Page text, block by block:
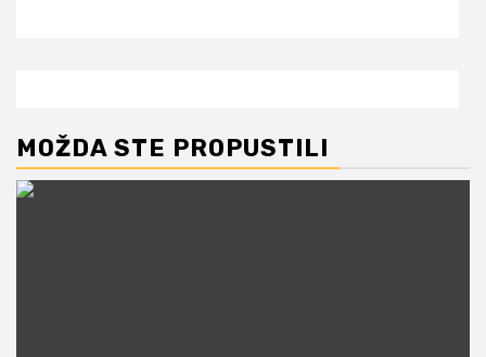
MOŽDA STE PROPUSTILI